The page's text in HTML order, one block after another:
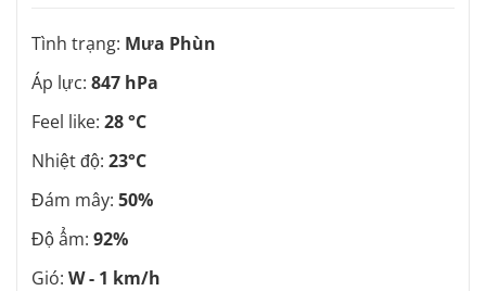
Tình trạng: Mưa Phùn
Áp lực: 847 hPa
Feel like: 28 °C
Nhiệt độ: 23°C
Đám mây: 50%
Độ ẩm: 92%
Gió: W - 1 km/h